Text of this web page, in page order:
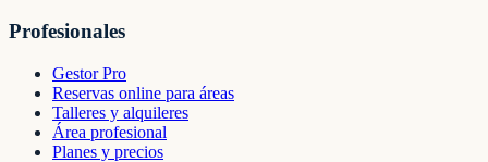
Profesionales
Gestor Pro
Reservas online para áreas
Talleres y alquileres
Área profesional
Planes y precios